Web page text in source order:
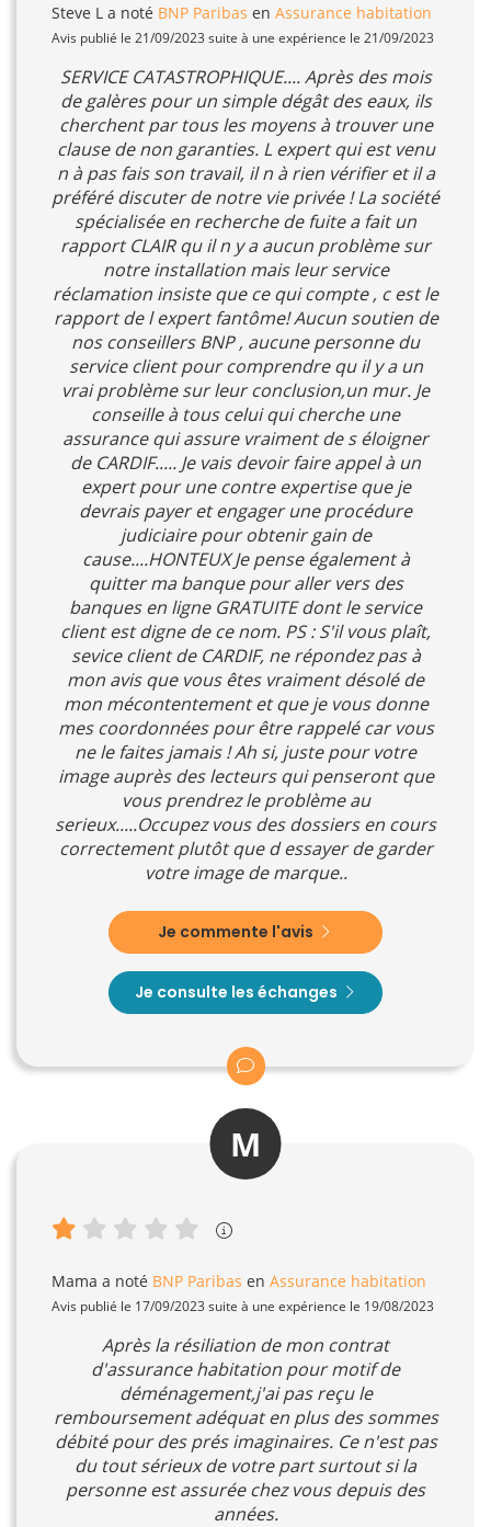
Steve L a noté BNP Paribas en Assurance habitation
Avis publié le 21/09/2023 suite à une expérience le 21/09/2023
SERVICE CATASTROPHIQUE.... Après des mois
de galères pour un simple dégât des eaux, ils
cherchent par tous les moyens à trouver une
clause de non garanties. L expert qui est venu
n à pas fais son travail, il n à rien vérifier et il a
préféré discuter de notre vie privée ! La société
spécialisée en recherche de fuite a fait un
rapport CLAIR qu il n y a aucun problème sur
notre installation mais leur service
réclamation insiste que ce qui compte , c est le
rapport de l expert fantôme! Aucun soutien de
nos conseillers BNP , aucune personne du
service client pour comprendre qu il y a un
vrai problème sur leur conclusion,un mur. Je
conseille à tous celui qui cherche une
assurance qui assure vraiment de s éloigner
de CARDIF..... Je vais devoir faire appel à un
expert pour une contre expertise que je
devrais payer et engager une procédure
judiciaire pour obtenir gain de
cause....HONTEUX Je pense également à
quitter ma banque pour aller vers des
banques en ligne GRATUITE dont le service
client est digne de ce nom. PS : S'il vous plaît,
sevice client de CARDIF, ne répondez pas à
mon avis que vous êtes vraiment désolé de
mon mécontentement et que je vous donne
mes coordonnées pour être rappelé car vous
ne le faites jamais ! Ah si, juste pour votre
image auprès des lecteurs qui penseront que
vous prendrez le problème au
serieux.....Occupez vous des dossiers en cours
correctement plutôt que d essayer de garder
votre image de marque..
Je commente l'avis
Je consulte les échanges
M
Mama a noté BNP Paribas en Assurance habitation
Avis publié le 17/09/2023 suite à une expérience le 19/08/2023
Après la résiliation de mon contrat
d'assurance habitation pour motif de
déménagement,j'ai pas reçu le
remboursement adéquat en plus des sommes
débité pour des prés imaginaires. Ce n'est pas
du tout sérieux de votre part surtout si la
personne est assurée chez vous depuis des
années.